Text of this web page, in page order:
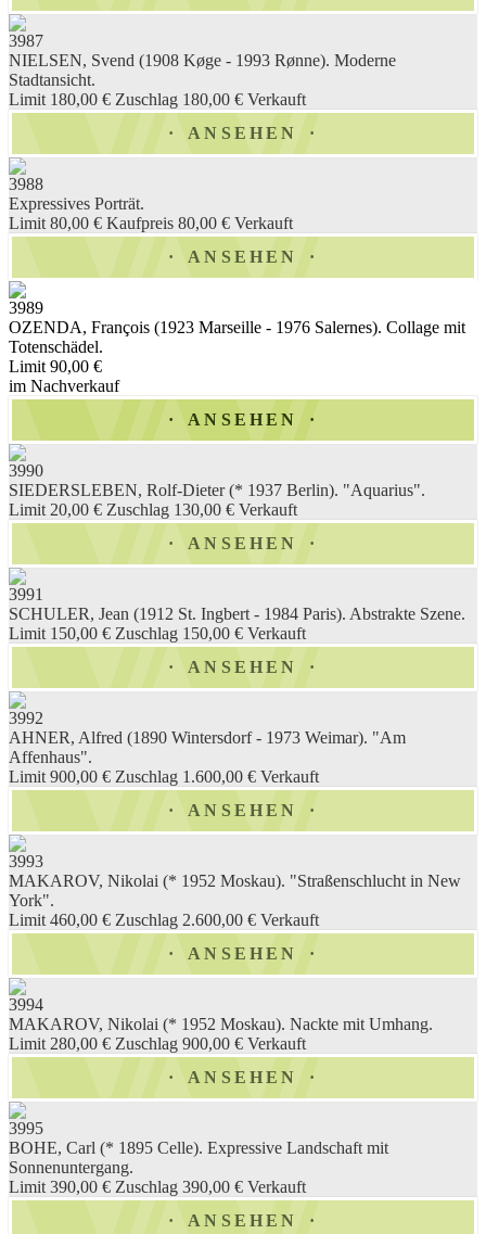
3987
NIELSEN, Svend (1908 Køge - 1993 Rønne). Moderne
Stadtansicht.
Limit 180,00 € Zuschlag 180,00 € Verkauft
ANSEHEN
3988
Expressives Porträt.
Limit 80,00 € Kaufpreis 80,00 € Verkauft
ANSEHEN
3989
OZENDA, François (1923 Marseille - 1976 Salernes). Collage mit
Totenschädel.
Limit 90,00 €
im Nachverkauf
ANSEHEN
3990
SIEDERSLEBEN, Rolf-Dieter (* 1937 Berlin). "Aquarius".
Limit 20,00 € Zuschlag 130,00 € Verkauft
ANSEHEN
3991
SCHULER, Jean (1912 St. Ingbert - 1984 Paris). Abstrakte Szene.
Limit 150,00 € Zuschlag 150,00 € Verkauft
ANSEHEN
3992
AHNER, Alfred (1890 Wintersdorf - 1973 Weimar). "Am
Affenhaus".
Limit 900,00 € Zuschlag 1.600,00 € Verkauft
ANSEHEN
3993
MAKAROV, Nikolai (* 1952 Moskau). "Straßenschlucht in New
York".
Limit 460,00 € Zuschlag 2.600,00 € Verkauft
ANSEHEN
3994
MAKAROV, Nikolai (* 1952 Moskau). Nackte mit Umhang.
Limit 280,00 € Zuschlag 900,00 € Verkauft
ANSEHEN
3995
BOHE, Carl (* 1895 Celle). Expressive Landschaft mit
Sonnenuntergang.
Limit 390,00 € Zuschlag 390,00 € Verkauft
ANSEHEN